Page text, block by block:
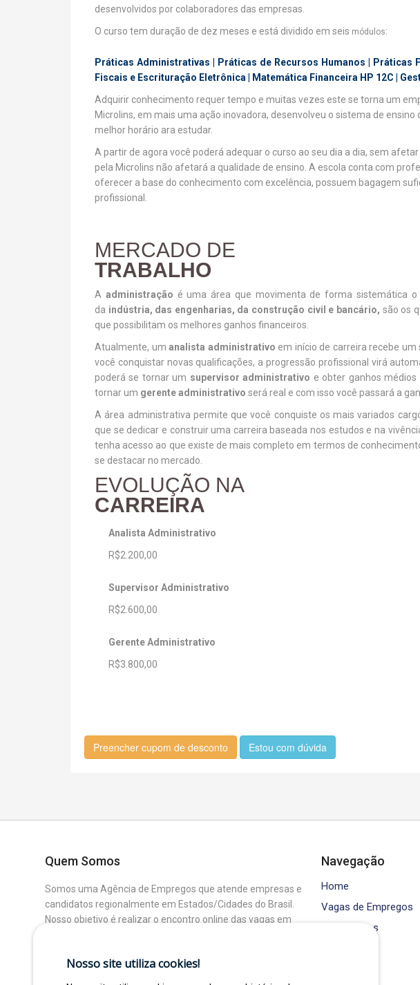
desenvolvidos por colaboradores das empresas.
O curso tem duração de dez meses e está dividido em seis módulos:
Práticas Administrativas | Práticas de Recursos Humanos | Práticas
Fiscais e Escrituração Eletrônica | Matemática Financeira HP 12C |
Adquirir conhecimento requer tempo e muitas vezes este se torna um
Microlins, em mais uma ação inovadora, desenvolveu o sistema de
melhor horário ara estudar.
A partir de agora você poderá adequar o curso ao seu dia a dia, sem
pela Microlins não afetará a qualidade de ensino. A escola conta com
oferecer a base do conhecimento com excelência, possuem bagagem
profissional.
MERCADO DE
TRABALHO
A administração é uma área que movimenta de forma sistemática o
da indústria, das engenharias, da construção civil e bancário, são os
que possibilitam os melhores ganhos financeiros.
Atualmente, um analista administrativo em início de carreira recebe um
você conquistar novas qualificações, a progressão profissional virá
poderá se tornar um supervisor administrativo e obter ganhos médios
tornar um gerente administrativo será real e com isso você passará a
A área administrativa permite que você conquiste os mais variados
que se dedicar e construir uma carreira baseada nos estudos e na
tenha acesso ao que existe de mais completo em termos de
se destacar no mercado.
EVOLUÇÃO NA
CARREIRA
Analista Administrativo
R$2.200,00
Supervisor Administrativo
R$2.600,00
Gerente Administrativo
R$3.800,00
Preencher cupom de desconto Estou com dúvida
Quem Somos
Somos uma Agência de Empregos que atende empresas e
candidatos regionalmente em Estados/Cidades do Brasil.
Nosso objetivo é realizar o encontro online das vagas em
Navegação
Home
Vagas de Empregos
Contratados
Nosso site utiliza cookies!